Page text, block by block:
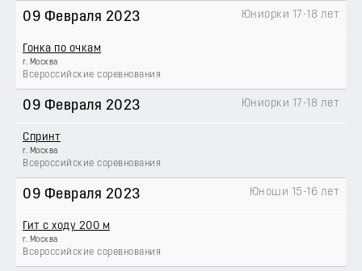
09 Февраля 2023
Гонка по очкам
г. Москва
Всероссийские соревнования
Юниорки 17-18 лет
09 Февраля 2023
Спринт
г. Москва
Всероссийские соревнования
Юниорки 17-18 лет
09 Февраля 2023
Гит с ходу 200 м
г. Москва
Всероссийские соревнования
Юноши 15-16 лет